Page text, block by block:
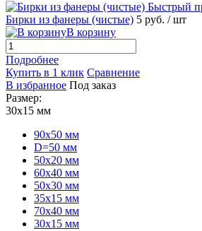
Быстрый
Бирки из фанеры (чистые) 5 руб. / шт
В корзину
Подробнее
Купить в 1 клик Сравнение
В избранное Под заказ
Размер:
30х15 мм
90х50 мм
D=50 мм
50х20 мм
60х40 мм
50х30 мм
35х15 мм
70х40 мм
30х15 мм